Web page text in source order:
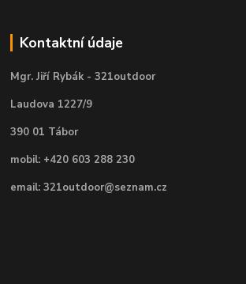
Kontaktní údaje
Mgr. Jiří Rybák - 321outdoor
Laudova 1227/9
390 01 Tábor
mobil: +420 603 288 230
email: 321outdoor@seznam.cz